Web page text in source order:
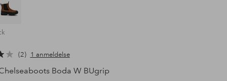
2 1 anmeldelse
Boda W BUgrip